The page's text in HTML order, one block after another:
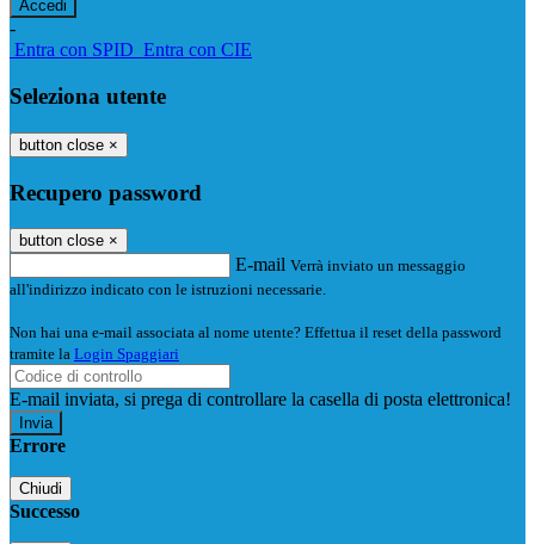
-
Entra con SPID Entra con CIE
Seleziona utente
button close ×
Recupero password
button close ×
E-mail Verrà inviato un messaggio
all'indirizzo indicato con le istruzioni necessarie.
Non hai una e-mail associata al nome utente? Effettua il reset della password
tramite la Login Spaggiari
E-mail inviata, si prega di controllare la casella di posta elettronica!
Errore
Chiudi
Successo